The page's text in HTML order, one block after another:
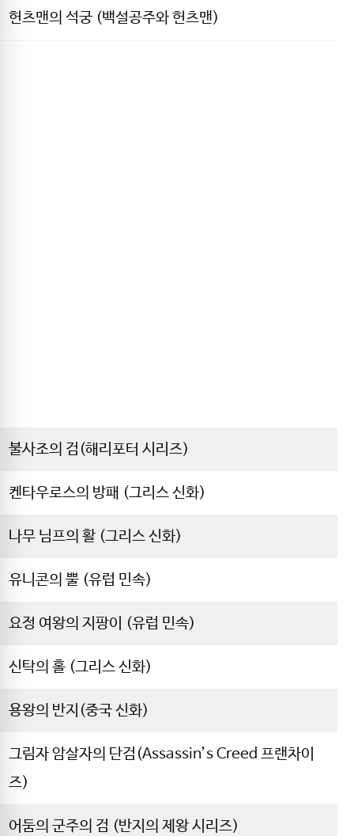
헌츠맨의 석궁 (백설공주와 헌츠맨)
불사조의 검(해리포터 시리즈)
켄타우로스의 방패 (그리스 신화)
나무 님프의 활 (그리스 신화)
유니콘의 뿔 (유럽 민속)
요정 여왕의 지팡이 (유럽 민속)
신탁의 홀 (그리스 신화)
용왕의 반지(중국 신화)
그림자 암살자의 단검(Assassin’s Creed 프랜차이
즈)
어둠의 군주의 검 (반지의 제왕 시리즈)